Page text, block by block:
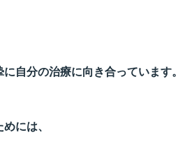
自分の治療に向き合っています。
めには、